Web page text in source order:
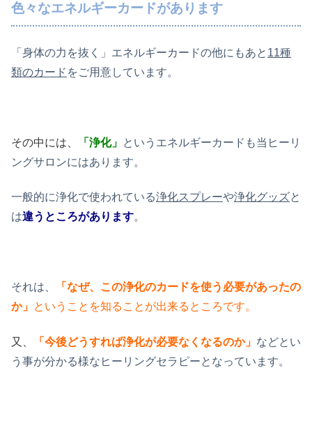
色々なエネルギーカードがあります
「身体の力を抜く」エネルギーカードの他にもあと 11種
類のカード をご用意しています。
その中には、 「浄化」 というエネルギーカードも当ヒーリ
ングサロンにはあります。
一般的に浄化で使われている浄化スプレーや浄化グッズと
は違うところがあります。
それは、
「なぜ、この浄化のカードを使う必要があったの
か」 ということを知ることが出来るところです。
又、 「今後どうすれば浄化が必要なくなるのか」 などとい
う事が分かる様なヒーリングセラピーとなっています。